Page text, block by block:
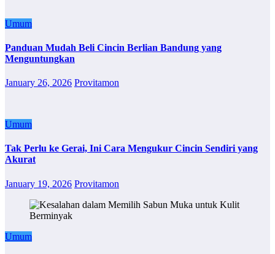
Umum
Panduan Mudah Beli Cincin Berlian Bandung yang
Menguntungkan
January 26, 2026 Provitamon
Umum
Tak Perlu ke Gerai, Ini Cara Mengukur Cincin Sendiri yang
Akurat
January 19, 2026 Provitamon
Umum